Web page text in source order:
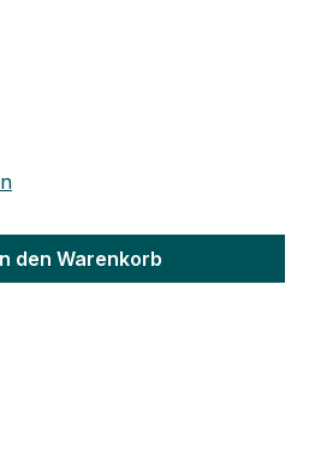
gewünschten Wert
den Warenkorb